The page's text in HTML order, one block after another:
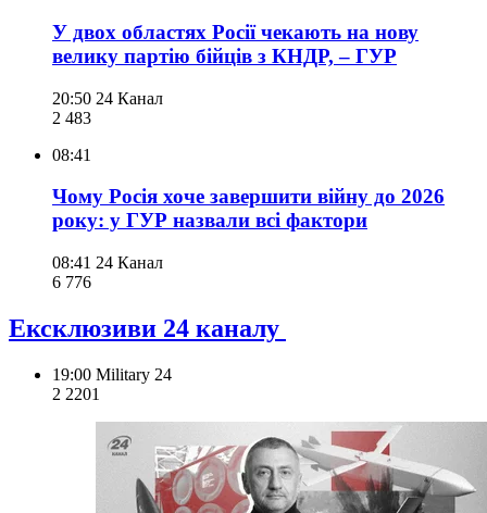
У двох областях Росії чекають на нову
велику партію бійців з КНДР, – ГУР
20:50 24 Канал
2 483
08:41
Чому Росія хоче завершити війну до 2026
року: у ГУР назвали всі фактори
08:41 24 Канал
6 776
Ексклюзиви 24 каналу
19:00 Military 24
2 2201